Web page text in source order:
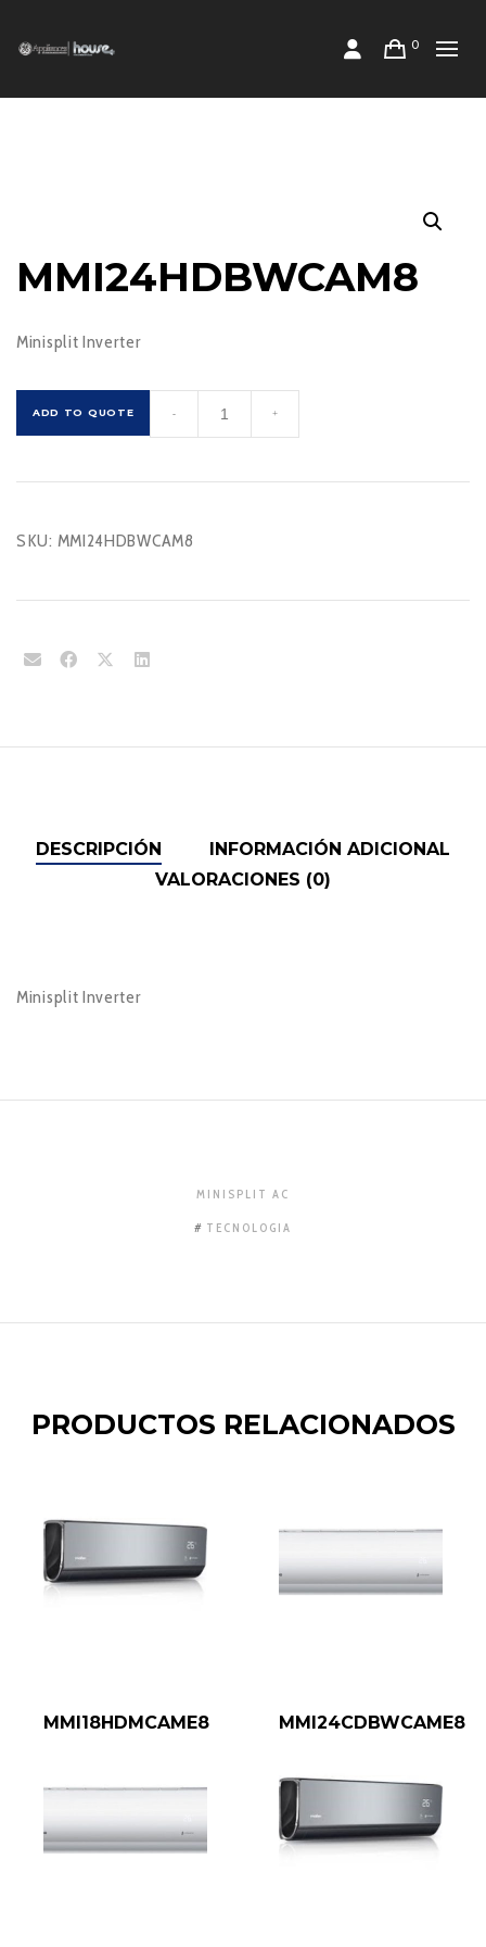
0
MMI24HDBWCAM8
Minisplit Inverter
ADD TO QUOTE
cantidad
- +
SKU: MMI24HDBWCAM8
DESCRIPCIÓN
INFORMACIÓN ADICIONAL
VALORACIONES (0)
Minisplit Inverter
MINISPLIT AC
TECNOLOGIA
PRODUCTOS RELACIONADOS
MMI18HDMCAME8 MMI24CDBWCAME8